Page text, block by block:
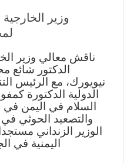
وزير
ناقش معالي وزير
الدكتور شائع
نيويورك، مع الرئيس
الدولية الدكتورة
السلام في اليمن في
والتصعيد الحوثي
الوزير الزنداني
اليمنية في